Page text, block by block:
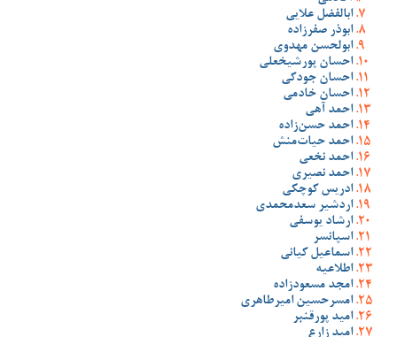
ابالفضل علایی
ابوذر صفرزاده
ابولحسن مهدوی
احسان پورشیخعلی
احسان جودکی
احسان خادمی
احمد آهی
احمد حسن‌زاده
احمد حیات‌منش
احمد نخعی
احمد نصیری
ادریس کوچکی
اردشیر سعدمحمدی
ارشاد یوسفی
اسپانسر
اسماعیل کیانی
اطلاعیه
امجد مسعودزاده
امسرحسین امیرطاهری
امید پورقنبر
امید زارع